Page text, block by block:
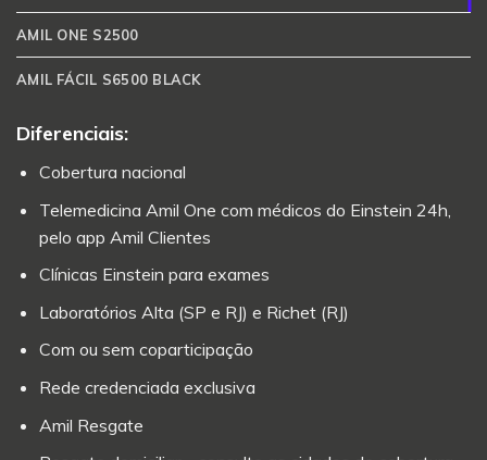
AMIL ONE S2500
AMIL FÁCIL S6500 BLACK
Diferenciais:
Cobertura nacional
Telemedicina Amil One com médicos do Einstein 24h,
pelo app Amil Clientes
Clínicas Einstein para exames
Laboratórios Alta (SP e RJ) e Richet (RJ)
Com ou sem coparticipação
Rede credenciada exclusiva
Amil Resgate